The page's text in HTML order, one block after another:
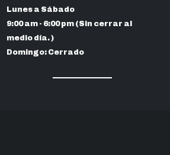
Lunes a Sábado
9:00 am - 6:00 pm (Sin cerrar al
medio día. )
Domingo: Cerrado